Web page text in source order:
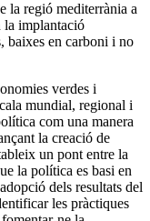
la regió mediterrània a
la implantació
baixes en carboni i no
verdes i
mundial, regional i
com una manera
la creació de
un pont entre la
la política es basi en
dels resultats del
les pràctiques